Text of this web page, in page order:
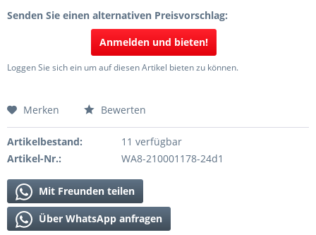
Senden Sie einen alternativen Preisvorschlag:
Anmelden und bieten!
Loggen Sie sich ein um auf diesen Artikel bieten zu können.
Merken Bewerten
Artikelbestand:
11 verfügbar
Artikel-Nr.:
WA8-210001178-24d1
Mit Freunden teilen
Über WhatsApp anfragen